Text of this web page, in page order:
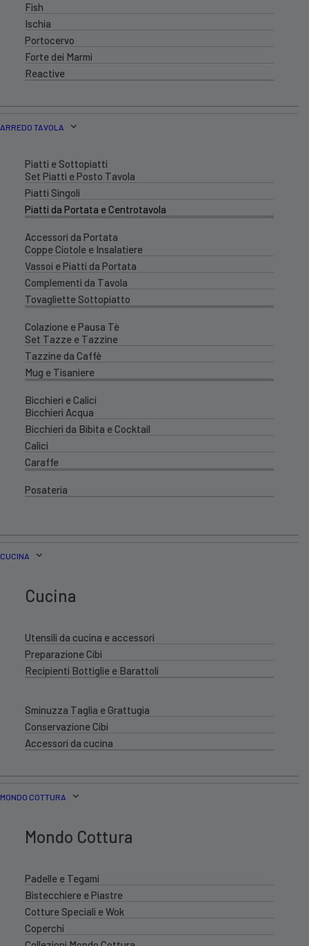
Fish
Ischia
Portocervo
Forte dei Marmi
Reactive
ARREDO TAVOLA
Piatti e Sottopiatti
Set Piatti e Posto Tavola
Piatti Singoli
Piatti da Portata e Centrotavola
Accessori da Portata
Coppe Ciotole e Insalatiere
Vassoi e Piatti da Portata
Complementi da Tavola
Tovagliette Sottopiatto
Colazione e Pausa Tè
Set Tazze e Tazzine
Tazzine da Caffè
Mug e Tisaniere
Bicchieri e Calici
Bicchieri Acqua
Bicchieri da Bibita e Cocktail
Calici
Caraffe
Posateria
CUCINA
Cucina
Utensili da cucina e accessori
Preparazione Cibi
Recipienti Bottiglie e Barattoli
Sminuzza Taglia e Grattugia
Conservazione Cibi
Accessori da cucina
MONDO COTTURA
Mondo Cottura
Padelle e Tegami
Bistecchiere e Piastre
Cotture Speciali e Wok
Coperchi